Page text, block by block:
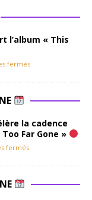
l’album « This
fermés
la cadence
Far Gone »
fermés